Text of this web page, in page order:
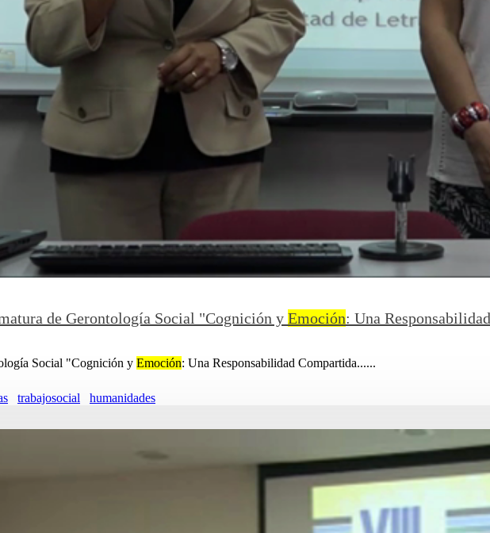
de Gerontología Social "Cognición y Emoción: Una
Social "Cognición y Emoción: Una Responsabilidad Compartida......
trabajosocial humanidades